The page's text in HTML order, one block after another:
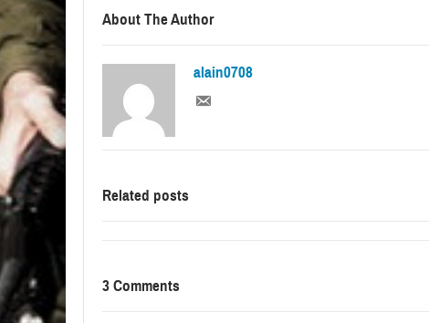
About The Author
alain0708
Related posts
3 Comments